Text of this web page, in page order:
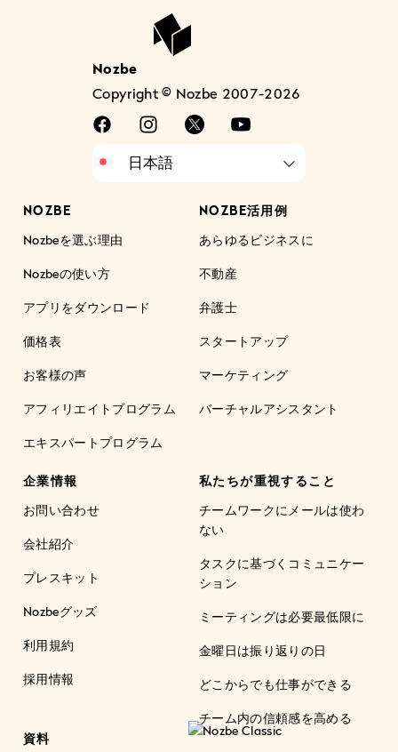
Nozbe
Copyright © Nozbe 2007-2026
NOZBE
Nozbeを選ぶ理由
Nozbeの使い方
アプリをダウンロード
価格表
お客様の声
アフィリエイトプログラム
エキスパートプログラム
NOZBE活用例
あらゆるビジネスに
不動産
弁護士
スタートアップ
マーケティング
バーチャルアシスタント
企業情報
お問い合わせ
会社紹介
プレスキット
Nozbeグッズ
利用規約
採用情報
私たちが重視すること
チームワークにメールは使わ
ない
タスクに基づくコミュニケー
ション
ミーティングは必要最低限に
金曜日は振り返りの日
どこからでも仕事ができる
チーム内の信頼感を高める
資料